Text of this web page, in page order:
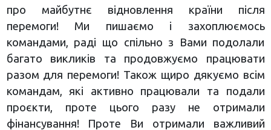
про майбутнє відновлення країни після
перемоги! Ми пишаємо і захоплюємось
командами, раді що спільно з Вами подолали
багато викликів та продовжуємо працювати
разом для перемоги! Також щиро дякуємо всім
командам, які активно працювали та подали
проєкти, проте цього разу не отримали
фінансування! Проте Ви отримали важливий